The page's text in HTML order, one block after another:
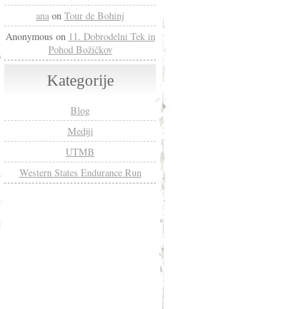
ana on Tour de Bohinj
Anonymous on 11. Dobrodelni Tek in
Pohod Božičkov
Kategorije
Blog
Mediji
UTMB
Western States Endurance Run